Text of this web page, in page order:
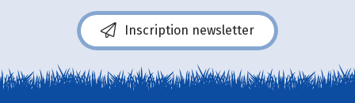
Inscription newsletter